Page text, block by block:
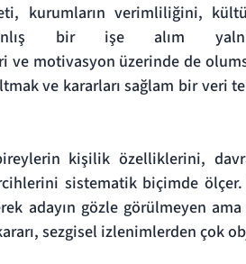
kurumların verimliliğini,
bir işe alım
ve motivasyon üzerinde de
ve kararları sağlam bir veri
kişilik özelliklerini,
sistematik biçimde
adayın gözle görülmeyen
sezgisel izlenimlerden çok